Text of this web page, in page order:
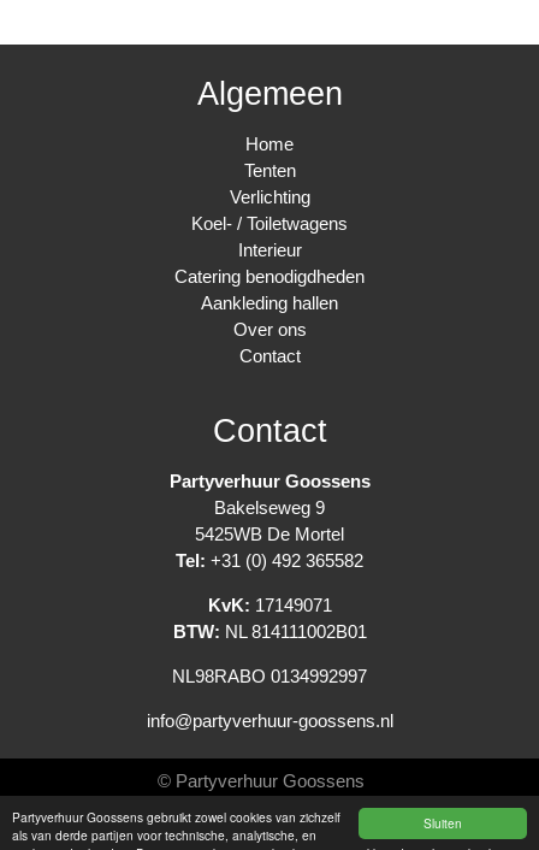
Sluiten
Partyverhuur Goossens gebruikt zowel cookies van zichzelf
als van derde partijen voor technische, analytische, en
Algemeen
Home
Tenten
Verlichting
Koel- / Toiletwagens
Interieur
Catering benodigdheden
Aankleding hallen
Over ons
Contact
Contact
Partyverhuur Goossens
Bakelseweg 9
5425WB De Mortel
Tel: +31 (0) 492 365582
KvK: 17149071
BTW: NL 814111002B01
NL98RABO 0134992997
info@partyverhuur-goossens.nl
© Partyverhuur Goossens
Algemene voorwaarden